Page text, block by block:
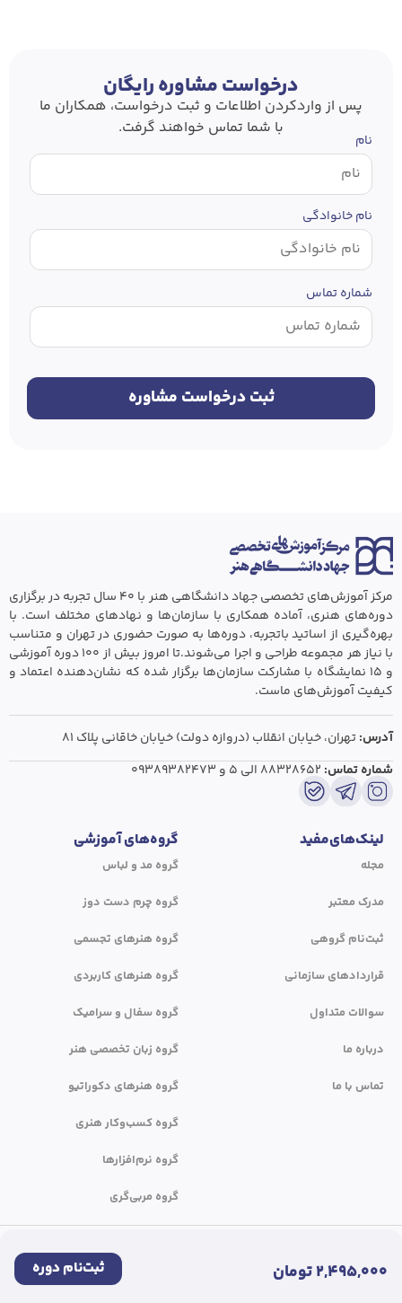
2,495,000 تومان ثبت‌نام دوره
درخواست مشاوره رایگان
پس از وارد‌کردن اطلاعات و ثبت درخواست، همکاران ما
با شما تماس خواهند گرفت.
نام
نام خانوادگی
شماره تماس
مرکز آموزش‌های تخصصی جهاد دانشگاهی هنر با ۴۰ سال تجربه در برگزاری
دوره‌های هنری، آماده همکاری با سازمان‌ها و نهادهای مختلف است. با
بهره‌گیری از اساتید باتجربه، دوره‌ها به صورت حضوری در تهران و متناسب
با نیاز هر مجموعه طراحی و اجرا می‌شوند.تا امروز بیش از ۱۰۰ دوره آموزشی
و ۱۵ نمایشگاه با مشارکت سازمان‌ها برگزار شده که نشان‌دهنده اعتماد و
کیفیت آموزش‌های ماست.
آدرس:تهران،‌ خیابان انقلاب (دروازه دولت) خیابان خاقانی پلاک ۸۱
شماره تماس: ۸۸۳۲۸۶۵۲ الی ۵ و ۰۹۳۸۹۳۸۲۴۷۳
لینک‌های‌مفید
مجله
مدرک معتبر
ثبت‌نام گروهی
قراردادهای سازمانی
سوالات متداول
درباره ما
تماس با ما
گروه‌های آموزشی
گروه مد و لباس
گروه چرم دست دوز
گروه هنرهای تجسمی
گروه هنرهای کاربردی
گروه سفال و سرامیک
گروه زبان تخصصی هنر
گروه هنرهای دکوراتیو
گروه کسب‌وکار هنری
گروه نرم‌افزارها
گروه مربی‌گری
کلیه حقوق این سایت متعلق به جهاد دانشگاهی واحد هنر می‌باشد.